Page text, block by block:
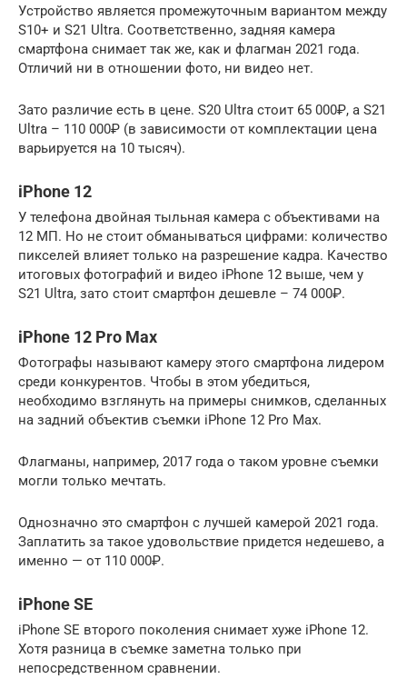
Устройство является промежуточным вариантом между
S10+ и S21 Ultra. Соответственно, задняя камера
смартфона снимает так же, как и флагман 2021 года.
Отличий ни в отношении фото, ни видео нет.
Зато различие есть в цене. S20 Ultra стоит 65 000₽, а S21
Ultra – 110 000₽ (в зависимости от комплектации цена
варьируется на 10 тысяч).
iPhone 12
У телефона двойная тыльная камера с объективами на
12 МП. Но не стоит обманываться цифрами: количество
пикселей влияет только на разрешение кадра. Качество
итоговых фотографий и видео iPhone 12 выше, чем у
S21 Ultra, зато стоит смартфон дешевле – 74 000₽.
iPhone 12 Pro Max
Фотографы называют камеру этого смартфона лидером
среди конкурентов. Чтобы в этом убедиться,
необходимо взглянуть на примеры снимков, сделанных
на задний объектив съемки iPhone 12 Pro Max.
Флагманы, например, 2017 года о таком уровне съемки
могли только мечтать.
Однозначно это смартфон с лучшей камерой 2021 года.
Заплатить за такое удовольствие придется недешево, а
именно — от 110 000₽.
iPhone SE
iPhone SE второго поколения снимает хуже iPhone 12.
Хотя разница в съемке заметна только при
непосредственном сравнении.